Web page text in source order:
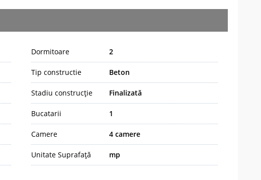
Dormitoare 2
Tip constructie Beton
Stadiu construcție Finalizată
Bucatarii 1
Camere 4 camere
Unitate Suprafață mp